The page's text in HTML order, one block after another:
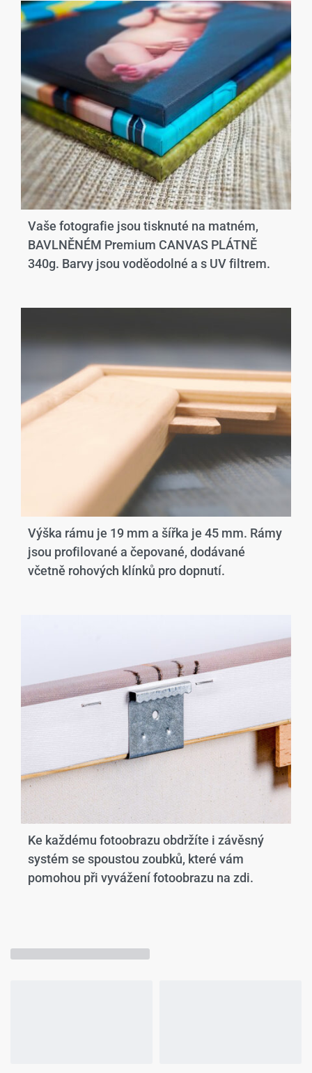
Vaše fotografie jsou tisknuté na matném,
BAVLNĚNÉM Premium CANVAS PLÁTNĚ
340g. Barvy jsou voděodolné a s UV filtrem.
Výška rámu je 19 mm a šířka je 45 mm. Rámy
jsou profilované a čepované, dodávané
včetně rohových klínků pro dopnutí.
Ke každému fotoobrazu obdržíte i závěsný
systém se spoustou zoubků, které vám
pomohou při vyvážení fotoobrazu na zdi.